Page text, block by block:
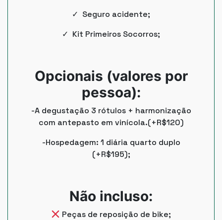
✓ Seguro acidente;
✓ Kit Primeiros Socorros;
Opcionais (valores por
pessoa):
-A degustação 3 rótulos + harmonização
com antepasto em vinícola.(+R$120)
-Hospedagem: 1 diária quarto duplo
(+R$195);
Não incluso:
Peças de reposição de bike;